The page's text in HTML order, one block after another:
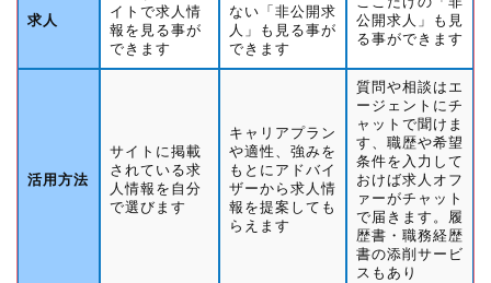
求人
イトで求人情
報を見る事が
できます
ない「非公開求
人」も見る事が
できます
公開求人」も見
る事ができます
活用方法
サイトに掲載
されている求
人情報を自分
で選びます
キャリアプラン
や適性、強みを
もとにアドバイ
ザーから求人情
報を提案しても
らえます
質問や相談はエ
ージェントにチ
ャットで聞けま
す、職歴や希望
条件を入力して
おけば求人オフ
ァーがチャット
で届きます。履
歴書・職務経歴
書の添削サービ
スもあり